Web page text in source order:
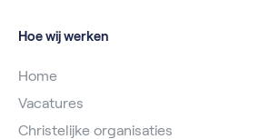
Hoe wij werken
Home
Vacatures
Christelijke organisaties